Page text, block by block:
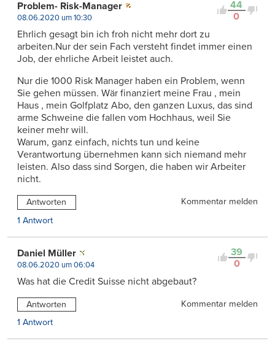
44
0
Problem- Risk-Manager
08.06.2020 um 10:30
Ehrlich gesagt bin ich froh nicht mehr dort zu
arbeiten.Nur der sein Fach versteht findet immer einen
Job, der ehrliche Arbeit leistet auch.
Nur die 1000 Risk Manager haben ein Problem, wenn
Sie gehen müssen. Wär finanziert meine Frau , mein
Haus , mein Golfplatz Abo, den ganzen Luxus, das sind
arme Schweine die fallen vom Hochhaus, weil Sie
keiner mehr will.
Warum, ganz einfach, nichts tun und keine
Verantwortung übernehmen kann sich niemand mehr
leisten. Also dass sind Sorgen, die haben wir Arbeiter
nicht.
Antworten
Kommentar melden
1 Antwort
39
0
Daniel Müller
08.06.2020 um 06:04
Was hat die Credit Suisse nicht abgebaut?
Antworten
Kommentar melden
1 Antwort